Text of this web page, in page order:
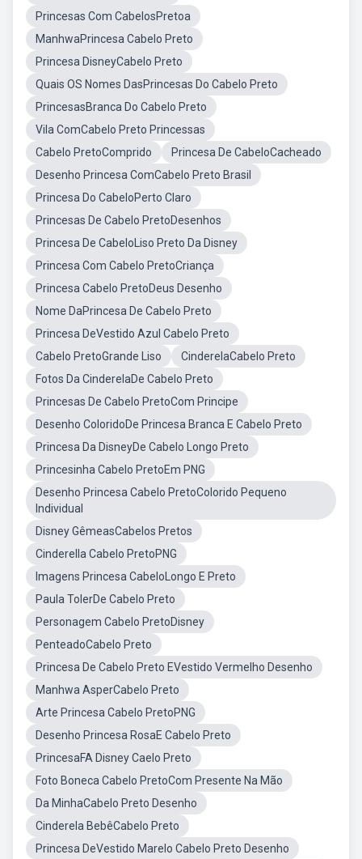
Princesas Com CabelosPretoa
ManhwaPrincesa Cabelo Preto
Princesa DisneyCabelo Preto
Quais OS Nomes DasPrincesas Do Cabelo Preto
PrincesasBranca Do Cabelo Preto
Vila ComCabelo Preto Princessas
Cabelo PretoComprido
Princesa De CabeloCacheado
Desenho Princesa ComCabelo Preto Brasil
Princesa Do CabeloPerto Claro
Princesas De Cabelo PretoDesenhos
Princesa De CabeloLiso Preto Da Disney
Princesa Com Cabelo PretoCriança
Princesa Cabelo PretoDeus Desenho
Nome DaPrincesa De Cabelo Preto
Princesa DeVestido Azul Cabelo Preto
Cabelo PretoGrande Liso
CinderelaCabelo Preto
Fotos Da CinderelaDe Cabelo Preto
Princesas De Cabelo PretoCom Principe
Desenho ColoridoDe Princesa Branca E Cabelo Preto
Princesa Da DisneyDe Cabelo Longo Preto
Princesinha Cabelo PretoEm PNG
Desenho Princesa Cabelo PretoColorido Pequeno
Individual
Disney GêmeasCabelos Pretos
Cinderella Cabelo PretoPNG
Imagens Princesa CabeloLongo E Preto
Paula TolerDe Cabelo Preto
Personagem Cabelo PretoDisney
PenteadoCabelo Preto
Princesa De Cabelo Preto EVestido Vermelho Desenho
Manhwa AsperCabelo Preto
Arte Princesa Cabelo PretoPNG
Desenho Princesa RosaE Cabelo Preto
PrincesaFA Disney Caelo Preto
Foto Boneca Cabelo PretoCom Presente Na Mão
Da MinhaCabelo Preto Desenho
Cinderela BebêCabelo Preto
Princesa DeVestido Marelo Cabelo Preto Desenho